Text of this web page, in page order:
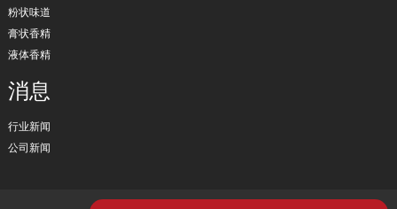
粉状味道
膏状香精
液体香精
消息
行业新闻
公司新闻